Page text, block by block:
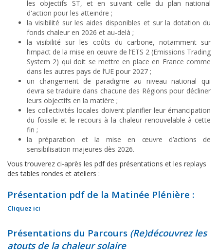
les objectifs ST, et en suivant celle du plan national
d'action pour les atteindre ;
la visibilité sur les aides disponibles et sur la dotation du
fonds chaleur en 2026 et au-delà ;
la visibilité sur les coûts du carbone, notamment sur
l’impact de la mise en œuvre de l’ETS 2 (Emissions Trading
System 2) qui doit se mettre en place en France comme
dans les autres pays de l’UE pour 2027 ;
un changement de paradigme au niveau national qui
devra se traduire dans chacune des Régions pour décliner
leurs objectifs en la matière ;
les collectivités locales doivent planifier leur émancipation
du fossile et le recours à la chaleur renouvelable à cette
fin ;
la préparation et la mise en œuvre d’actions de
sensibilisation majeures dès 2026.
Vous trouverez ci-après les pdf des présentations et les replays
des tables rondes et ateliers :
Présentation pdf de la Matinée Plénière :
Cliquez ici
Présentations du Parcours (Re)découvrez les
atouts de la chaleur solaire